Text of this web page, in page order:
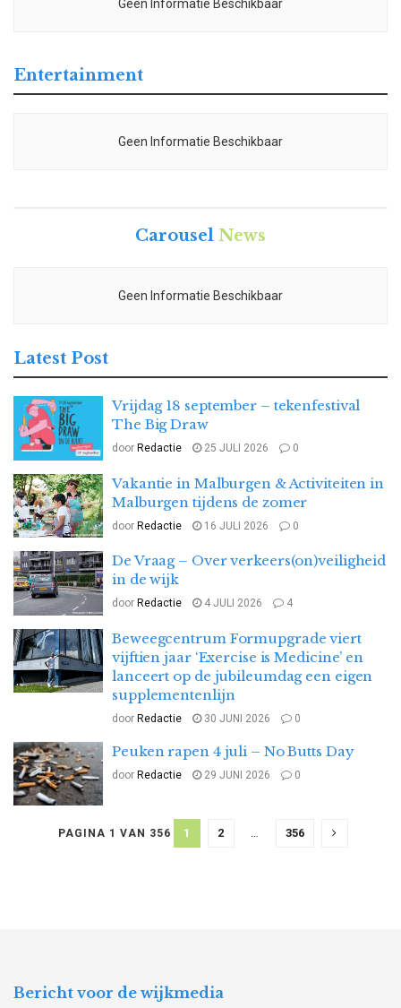
Geen Informatie Beschikbaar
Entertainment
Geen Informatie Beschikbaar
Carousel News
Geen Informatie Beschikbaar
Latest Post
Vrijdag 18 september – tekenfestival
The Big Draw
door Redactie 25 JULI 2026 0
Vakantie in Malburgen & Activiteiten in
Malburgen tijdens de zomer
door Redactie 16 JULI 2026 0
De Vraag – Over verkeers(on)veiligheid
in de wijk
door Redactie 4 JULI 2026 4
Beweegcentrum Formupgrade viert
vijftien jaar ‘Exercise is Medicine’ en
lanceert op de jubileumdag een eigen
supplementenlijn
door Redactie 30 JUNI 2026 0
Peuken rapen 4 juli – No Butts Day
door Redactie 29 JUNI 2026 0
PAGINA 1 VAN 356 1 2 … 356
Bericht voor de wijkmedia